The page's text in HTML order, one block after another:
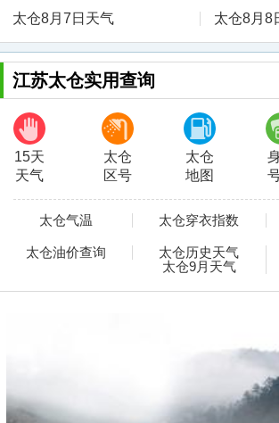
太仓8月7日天气
太仓8月8
江苏太仓实用查询
15天
天气
太仓
区号
太仓
地图
太仓气温 太仓穿衣指数
太仓油价查询 太仓历史天气
太仓9月天气